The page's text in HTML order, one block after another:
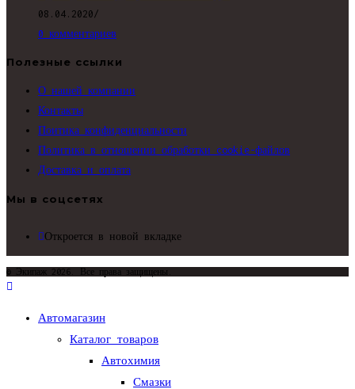
08.04.2020 /
0 комментариев
Полезные ссылки
О нашей компании
Контакты
Поитика конфиденциальности
Политика в отношении обработки cookie-файлов
Доставка и оплата
Мы в соцсетях
Откроется в новой вкладке
© Экипаж 2026. Все права защищены.
Автомагазин
Каталог товаров
Автохимия
Смазки